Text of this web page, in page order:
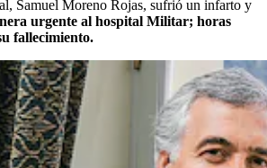
Samuel Moreno Rojas, sufrió un infarto y
urgente al hospital Militar; horas
fallecimiento.